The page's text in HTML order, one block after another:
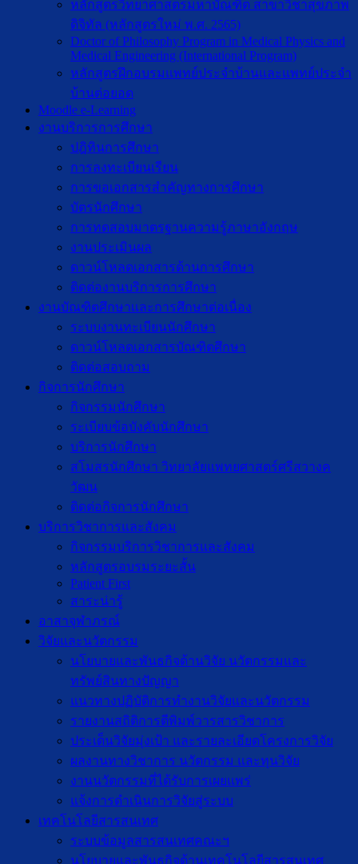
หลักสูตรวิทยาศาสตรมหาบัณฑิต สาขาวิชาสุขภาพ
ดิจิทัล (หลักสูตรใหม่ พ.ศ. 2565)
Doctor of Philosophy Program in Medical Physics and
Medical Engineering (International Program)
หลักสูตรฝึกอบรมแพทย์ประจำบ้านและแพทย์ประจำ
บ้านต่อยอด
Moodle e-Learning
งานบริการการศึกษา
ปฎิทินการศึกษา
การลงทะเบียนเรียน
การขอเอกสารสำคัญทางการศึกษา
บัตรนักศึกษา
การทดสอบมาตรฐานความรู้ภาษาอังกฤษ
งานประเมินผล
ดาวน์โหลดเอกสารด้านการศึกษา
ติดต่องานบริการการศึกษา
งานบัณฑิตศึกษาเเละการศึกษาต่อเนื่อง
ระบบงานทะเบียนนักศึกษา
ดาวน์โหลดเอกสารบัณฑิตศึกษา
ติดต่อสอบถาม
กิจการนักศึกษา
กิจกรรมนักศึกษา
ระเบียบข้อบังคับนักศึกษา
บริการนักศึกษา
สโมสรนักศึกษา วิทยาลัยแพทยศาสตร์ศรีสวางค
วัฒน
ติดต่อกิจการนักศึกษา
บริการวิชาการและสังคม
กิจกรรมบริการวิชาการและสังคม
หลักสูตรอบรมระยะสั้น
Patient First
สาระน่ารู้
อาสาจุฬาภรณ์
วิจัยและนวัตกรรม
นโยบายและพันธกิจด้านวิจัย นวัตกรรมและ
ทรัพย์สินทางปัญญา
แนวทางปฏิบัติการทำงานวิจัยและนวัตกรรม
รายงานสถิติการตีพิมพ์วารสารวิชาการ
ประเด็นวิจัยมุ่งเป้า และรายละเอียดโครงการวิจัย
ผลงานทางวิชาการ นวัตกรรม และทุนวิจัย
งานนวัตกรรมที่ได้รับการเผยแพร่
แจ้งการดำเนินการวิจัยสู่ระบบ
เทคโนโลยีสารสนเทศ
ระบบข้อมูลสารสนเทศคณะฯ
นโยบายและพันธกิจด้านเทคโนโลยีสารสนเทศ